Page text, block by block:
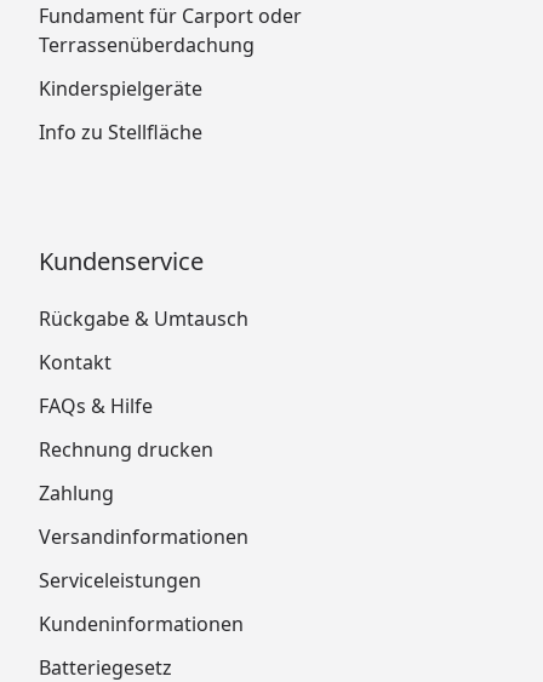
Fundament für Carport oder
Terrassenüberdachung
Kinderspielgeräte
Info zu Stellfläche
Kundenservice
Rückgabe & Umtausch
Kontakt
FAQs & Hilfe
Rechnung drucken
Zahlung
Versandinformationen
Serviceleistungen
Kundeninformationen
Batteriegesetz